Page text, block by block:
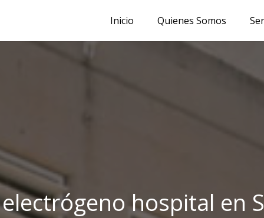
Inicio Quienes Somos
hospital en